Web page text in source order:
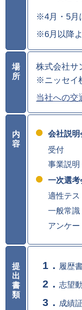
※4月・5月
※6月以降
場
所
株式会社サ
※ニッセイ
当社への交
内
容
会社説明
受付
事業説明
一次選考
適性テス
一般常識
アンケー
提
出
書
類
履歴
志望
成績